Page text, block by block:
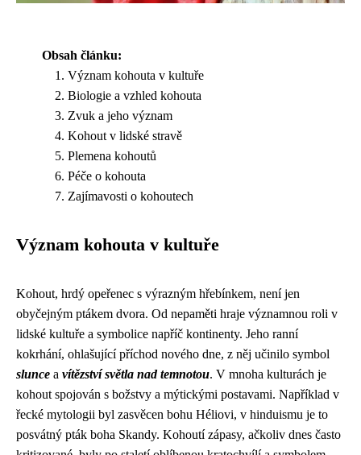
Obsah článku:
Význam kohouta v kultuře
Biologie a vzhled kohouta
Zvuk a jeho význam
Kohout v lidské stravě
Plemena kohoutů
Péče o kohouta
Zajímavosti o kohoutech
Význam kohouta v kultuře
Kohout, hrdý opeřenec s výrazným hřebínkem, není jen
obyčejným ptákem dvora. Od nepaměti hraje významnou roli v
lidské kultuře a symbolice napříč kontinenty. Jeho ranní
kokrhání, ohlašující příchod nového dne, z něj učinilo symbol
slunce a vítězství světla nad temnotou. V mnoha kulturách je
kohout spojován s božstvy a mýtickými postavami. Například v
řecké mytologii byl zasvěcen bohu Héliovi, v hinduismu je to
posvátný pták boha Skandy. Kohoutí zápasy, ačkoliv dnes často